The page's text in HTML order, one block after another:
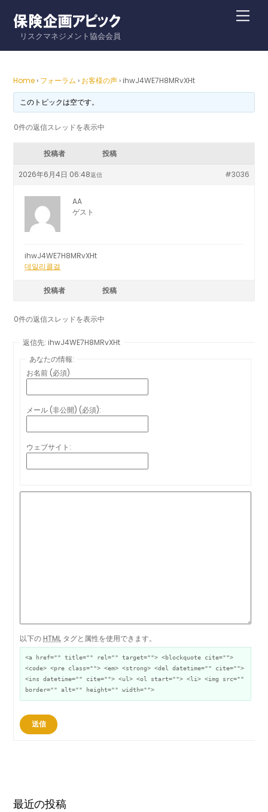
contentリスクマネジメント協会会員
Home › フォーラム › お客様の声 › ihwJ4WE7H8MRvXHt
このトピックは空です。
0件の返信スレッドを表示中
投稿者 投稿
2026年6月4日 06:48 #3036
返信
AA
ゲスト
ihwJ4WE7H8MRvXHt
데일리콜걸
投稿者 投稿
0件の返信スレッドを表示中
返信先: ihwJ4WE7H8MRvXHt
あなたの情報:
お名前 (必須)
メール (非公開) (必須):
ウェブサイト:
以下の HTML タグと属性を使用できます。
<a href="" title="" rel="" target=""> <blockquote cite="">
<code> <pre class=""> <em> <strong> <del datetime="" cite="">
<ins datetime="" cite=""> <ul> <ol start=""> <li> <img src=""
border="" alt="" height="" width="">
送信
最近の投稿